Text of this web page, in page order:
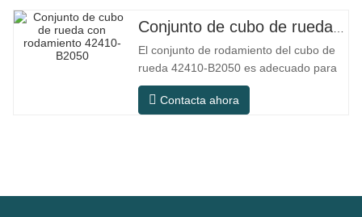
convencionales, pero en escenarios de
uso práctico como equipos de
automatización, máquinas herramienta
de precisión, equipos
Conjunto de cubo de rueda con rodamiento 42410-B2050
El conjunto de rodamiento del cubo de
rueda 42410-B2050 es adecuado para
el mercado de mantenimiento y
reemplazo de automóviles, cumpliendo
Contacta ahora